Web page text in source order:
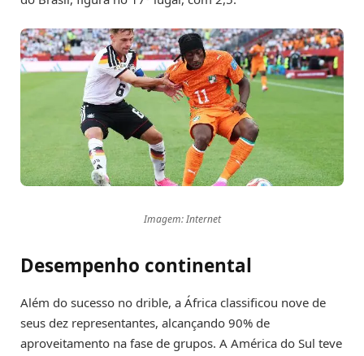
Imagem: Internet
Desempenho continental
Além do sucesso no drible, a África classificou nove de
seus dez representantes, alcançando 90% de
aproveitamento na fase de grupos. A América do Sul teve